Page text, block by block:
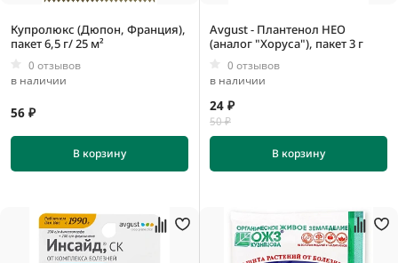
Купролюкс (Дюпон, Франция),
пакет 6,5 г/ 25 м²
0 отзывов
в наличии
56 ₽
В корзину
Avgust - Плантенол НЕО
(аналог "Хоруса"), пакет 3 г
0 отзывов
в наличии
24 ₽
50 ₽
В корзину